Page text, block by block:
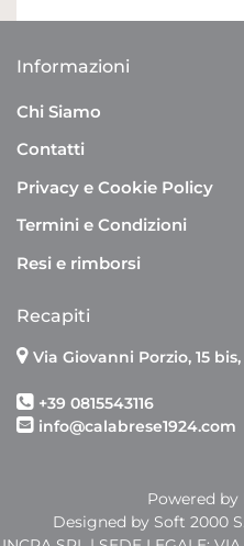
Informazioni
Chi Siamo
Contatti
Privacy e Cookie Policy
Termini e Condizioni
Resi e rimborsi
Recapiti
Via Giovanni Porzio, 15
+39 0815543116
info@calabrese1924.com
Powered by
Designed by Soft 2000